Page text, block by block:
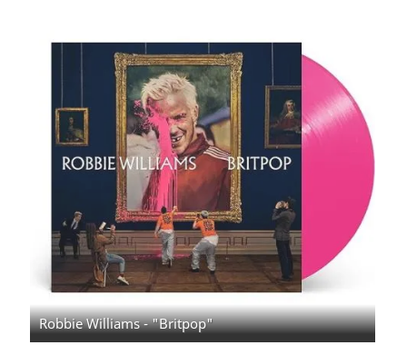
Robbie Williams - "Britpop"